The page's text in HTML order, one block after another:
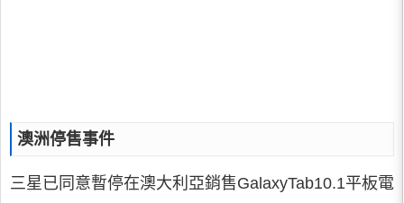
澳洲停售事件
三星已同意暫停在澳大利亞銷售GalaxyTab10.1平板電